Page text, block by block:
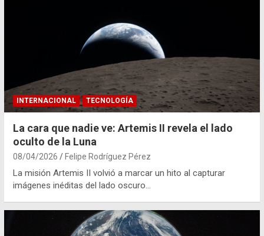
INTERNACIONAL TECNOLOGÍA
La cara que nadie ve: Artemis II revela el lado
oculto de la Luna
08/04/2026 Felipe Rodríguez Pérez
La misión Artemis II volvió a marcar un hito al capturar
imágenes inéditas del lado oscuro…